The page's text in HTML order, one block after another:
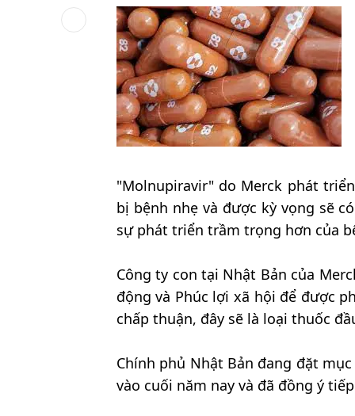
"Molnupiravir" do Merck phát
bị bệnh nhẹ và được kỳ vọng sẽ
sự phát triển trầm trọng hơn của
Công ty con tại Nhật Bản của
động và Phúc lợi xã hội để được
chấp thuận, đây sẽ là loại thuốc
Chính phủ Nhật Bản đang đặt
vào cuối năm nay và đã đồng ý